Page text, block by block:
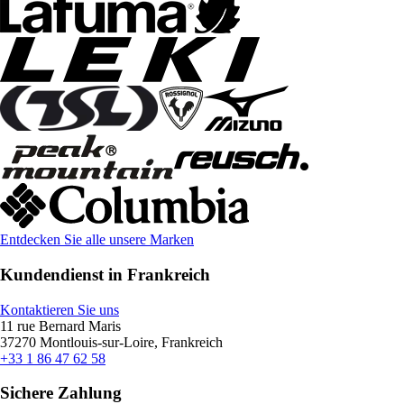
Entdecken Sie alle unsere Marken
Kundendienst in Frankreich
Kontaktieren Sie uns
11 rue Bernard Maris
37270 Montlouis-sur-Loire, Frankreich
+33 1 86 47 62 58
Sichere Zahlung